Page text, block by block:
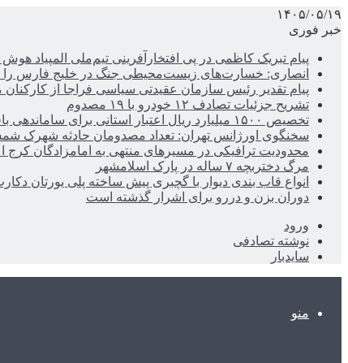
۱۴۰۵/۰۵/۱۹
خبر فوری
پیام تبریک کاظمی در پی افتخارآفرینی تیم‌ملی المپیاد
انصاری: خسارت‌های زیست‌محیطی جنگ در خلیج فارس را
پیام تقدیر رئیس سازمان عقیدتی سیاسی فراجا از کارکنان
تشریح جزئیات تصادف ۱۲ خودرو با ۱۹ مصدوم
تخصیص ۱۵۰۰ میلیارد ریال اعتبار استانی برای ساماندهی بافت قدیم دزفول
سخنگوی اورژانس تهران: تعداد مصدومان حادثه شهرک شمس آباد به
محدودیت ترافیکی در مسیرهای منتهی به امامزادگان
مرگ دختربچه ۷ ساله در پارک اسلامشهر
انواع قاب بندی دیوار با گچبری پیش ساخته پلی یورتان
دوران بزن و دررو برای اشرار گذشته است
ورود
نوشته تصادفی
سایدبار
منو